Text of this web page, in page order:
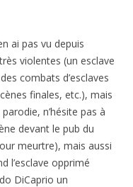
ai pas vu depuis
violentes (un esclave
combats d’esclaves
finales, etc.), mais
n’hésite pas à
devant le pub du
meurtre), mais aussi
l’esclave opprimé
DiCaprio un